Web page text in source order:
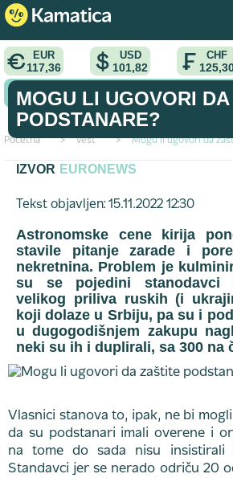
EUR
117,36
USD
101,82
CHF
KONVERTOR
Početna > vest > Mogu li ugovori da
MOGU LI UGOVORI
PODSTANARE?
IZVOR EURONEWS
Tekst objavljen: 15.11.2022 12:30
Astronomske cene kirija
stavile pitanje zarade i
nekretnina. Problem je
su se pojedini stanodavci
velikog priliva ruskih (i
koji dolaze u Srbiju, pa su i
u dugogodišnjem zakupu
neki su ih i duplirali, sa 300 na
Vlasnici stanova to, ipak, ne bi
da su podstanari imali overene i
na tome do sada nisu
Standavci jer se nerado odriču 20